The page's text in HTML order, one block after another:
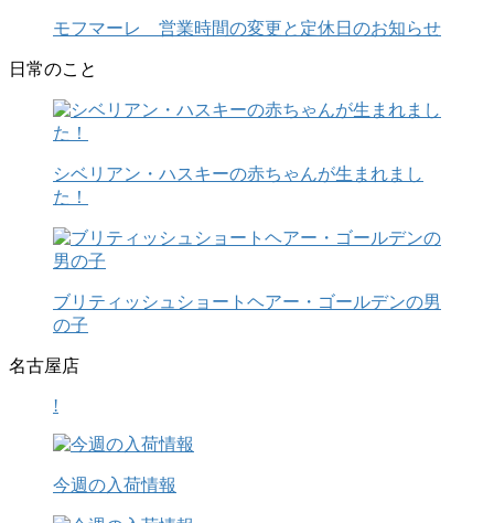
モフマーレ 営業時間の変更と定休日のお知らせ
日常のこと
シベリアン・ハスキーの赤ちゃんが生まれまし
た！
ブリティッシュショートヘアー・ゴールデンの男
の子
名古屋店
!
今週の入荷情報